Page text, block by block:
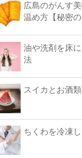
広島のがんす
温め方【秘密の
油や洗剤を床
法
スイカとお酒
ちくわを冷凍